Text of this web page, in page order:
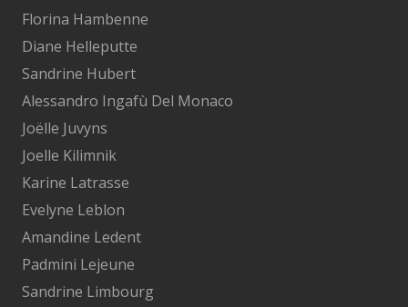
Florina Hambenne
Diane Helleputte
Sandrine Hubert
Alessandro Ingafù Del Monaco
Joëlle Juvyns
Joelle Kilimnik
Karine Latrasse
Evelyne Leblon
Amandine Ledent
Padmini Lejeune
Sandrine Limbourg